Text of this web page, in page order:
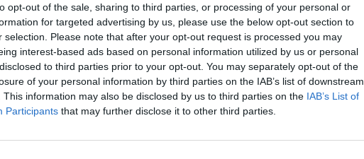
opt-out of the sale, sharing to third parties, or processing of your personal or
for targeted advertising by us, please use the below opt-out section to
selection. Please note that after your opt-out request is processed you may
interest-based ads based on personal information utilized by us or personal
to third parties prior to your opt-out. You may separately opt-out of the
of your personal information by third parties on the IAB’s list of downstream
This information may also be disclosed by us to third parties on the IAB’s List of
Participants that may further disclose it to other third parties.
do speciální školy a zpět, stejně jako na setkání
a prostorného automobilu je tak nejen otázkou
domova.
co nejvíce příležitostí – od výletů přes sportovní aktivity
tvořivost a osobní růst. Současné možnosti však dětem
což je pro ně klíčové, aby se mohly cítit jako běžná